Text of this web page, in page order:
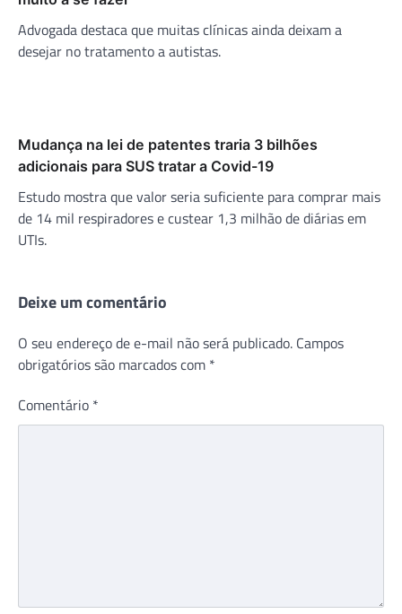
Advogada destaca que muitas clínicas ainda deixam a
desejar no tratamento a autistas.
Mudança na lei de patentes traria 3 bilhões
adicionais para SUS tratar a Covid-19
Estudo mostra que valor seria suficiente para comprar mais
de 14 mil respiradores e custear 1,3 milhão de diárias em
UTIs.
Deixe um comentário
O seu endereço de e-mail não será publicado. Campos
obrigatórios são marcados com *
Comentário *